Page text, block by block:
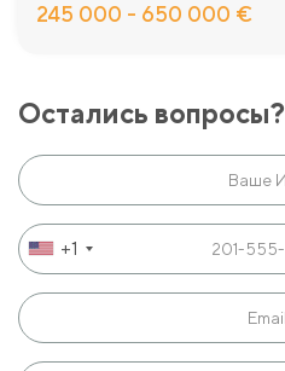
245 000 - 650 000 €
Остались вопросы?
+1